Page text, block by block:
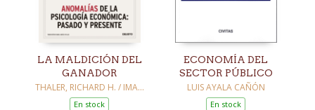
LA MALDICIÓN DEL
GANADOR
THALER, RICHARD H. / IMAS,
ALEX O.
En stock
ECONOMÍA DEL
SECTOR PÚBLICO
LUIS AYALA CAÑÓN
En stock